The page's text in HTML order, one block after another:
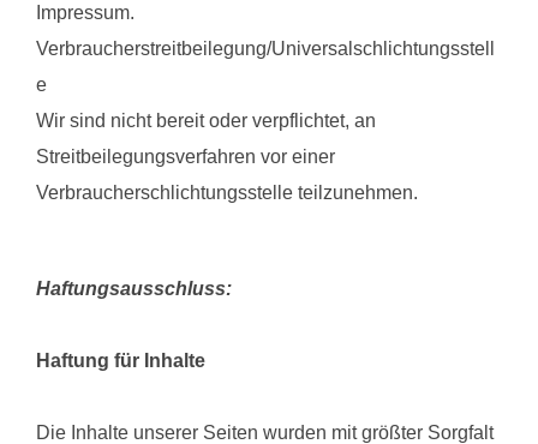
Impressum.
Verbraucherstreitbeilegung/Universalschlichtungsstell
e
Wir sind nicht bereit oder verpflichtet, an
Streitbeilegungsverfahren vor einer
Verbraucherschlichtungsstelle teilzunehmen.
Haftungsausschluss:
Haftung für Inhalte
Die Inhalte unserer Seiten wurden mit größter Sorgfalt